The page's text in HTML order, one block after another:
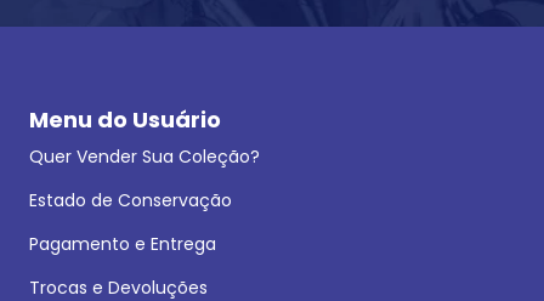
Menu do Usuário
Quer Vender Sua Coleção?
Estado de Conservação
Pagamento e Entrega
Trocas e Devoluções